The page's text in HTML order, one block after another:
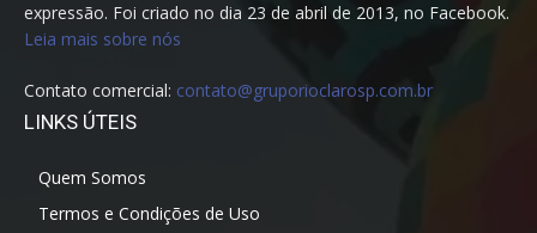
expressão. Foi criado no dia 23 de abril de 2013, no Facebook.
Leia mais sobre nós
Contato comercial: contato@gruporioclarosp.com.br
LINKS ÚTEIS
Quem Somos
Termos e Condições de Uso